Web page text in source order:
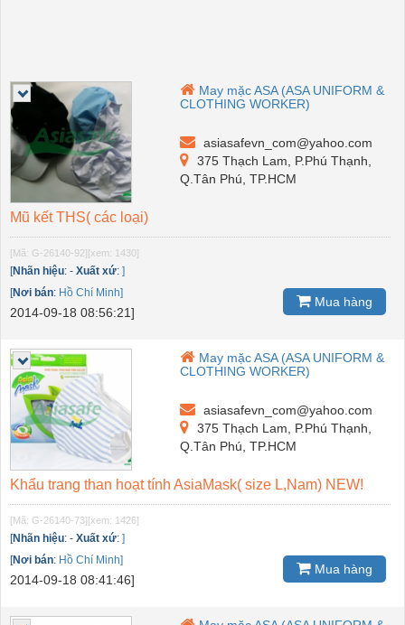
May mặc ASA (ASA UNIFORM &
CLOTHING WORKER)
asiasafevn_com@yahoo.com
375 Thạch Lam, P.Phú Thạnh,
Q.Tân Phú, TP.HCM
Mũ kết THS( các loại)
[Mã: G-26140-92][xem: 1430]
[Nhãn hiệu: - Xuất xứ: ]
[Nơi bán: Hồ Chí Minh]
2014-09-18 08:56:21]
Mua hàng
May mặc ASA (ASA UNIFORM &
CLOTHING WORKER)
asiasafevn_com@yahoo.com
375 Thạch Lam, P.Phú Thạnh,
Q.Tân Phú, TP.HCM
Khẩu trang than hoạt tính AsiaMask( size L,Nam) NEW!
[Mã: G-26140-73][xem: 1426]
[Nhãn hiệu: - Xuất xứ: ]
[Nơi bán: Hồ Chí Minh]
2014-09-18 08:41:46]
Mua hàng